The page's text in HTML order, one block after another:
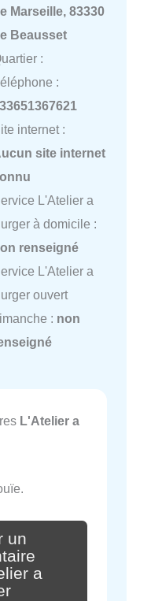
Marseille, 83330
Beausset
:
:
internet :
site internet
L'Atelier a
à domicile :
renseigné
L'Atelier a
ouvert
: non
L'Atelier a
un
a